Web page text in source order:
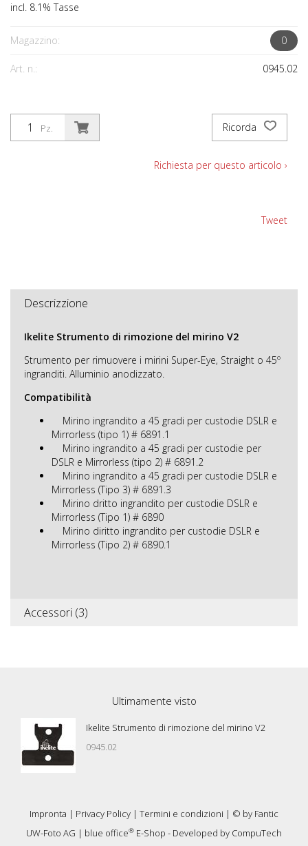
incl. 8.1% Tasse
Magazzino: 0
Art. n.: 0945.02
Pz. Ricorda
Richiesta per questo articolo ›
Tweet
Descrizzione
Ikelite Strumento di rimozione del mirino V2
Strumento per rimuovere i mirini Super-Eye, Straight o 45º
ingranditi. Alluminio anodizzato.
Compatibilità
Mirino ingrandito a 45 gradi per custodie DSLR e
Mirrorless (tipo 1) # 6891.1
Mirino ingrandito a 45 gradi per custodie per
DSLR e Mirrorless (tipo 2) # 6891.2
Mirino ingrandito a 45 gradi per custodie DSLR e
Mirrorless (Tipo 3) # 6891.3
Mirino dritto ingrandito per custodie DSLR e
Mirrorless (Tipo 1) # 6890
Mirino diritto ingrandito per custodie DSLR e
Mirrorless (Tipo 2) # 6890.1
Accessori (3)
Ultimamente visto
Ikelite Strumento di rimozione del mirino V2
0945.02
Impronta | Privacy Policy | Termini e condizioni | © by Fantic
UW-Foto AG | blue office® E-Shop - Developed by CompuTech